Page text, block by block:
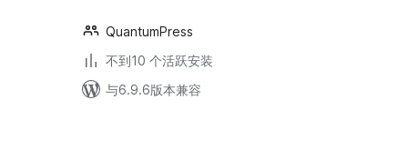
QuantumPress
不到10 个活跃安装
与6.9.6版本兼容